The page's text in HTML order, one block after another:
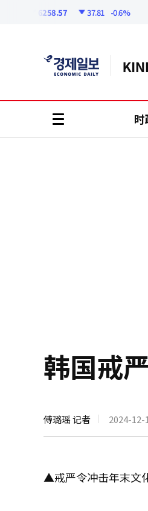
6258.57 37.81 -0.6%
时
韩国戒
傅璐瑶 记者 2024-12-
▲戒严令冲击年末文